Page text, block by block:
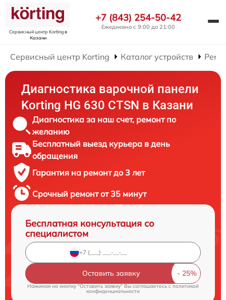
Сервисный центр Kortingв
Казани
+7 (843) 254-50-42
Ежедневно с 9:00 до 21:00
Сервисный центр Korting Каталог устройств
Диагностика варочной панели
Korting HG 630 CTSN в Казани
Диагностика за наш счет, ремонт по
желанию
Бесплатный выезд курьера в день
обращения
Гарантия на ремонт до 3 лет
Срочный ремонт от 35 минут
Бесплатная консультация со
специалистом
Оставить заявку
Нажимая на кнопку "Оставить заявку" Вы соглашаетесь cполитикой
конфиденциальности